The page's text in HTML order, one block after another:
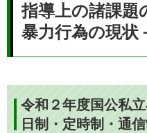
指導上の諸課題
暴力行為の現状
令和２年度国公私
日制・定時制・通